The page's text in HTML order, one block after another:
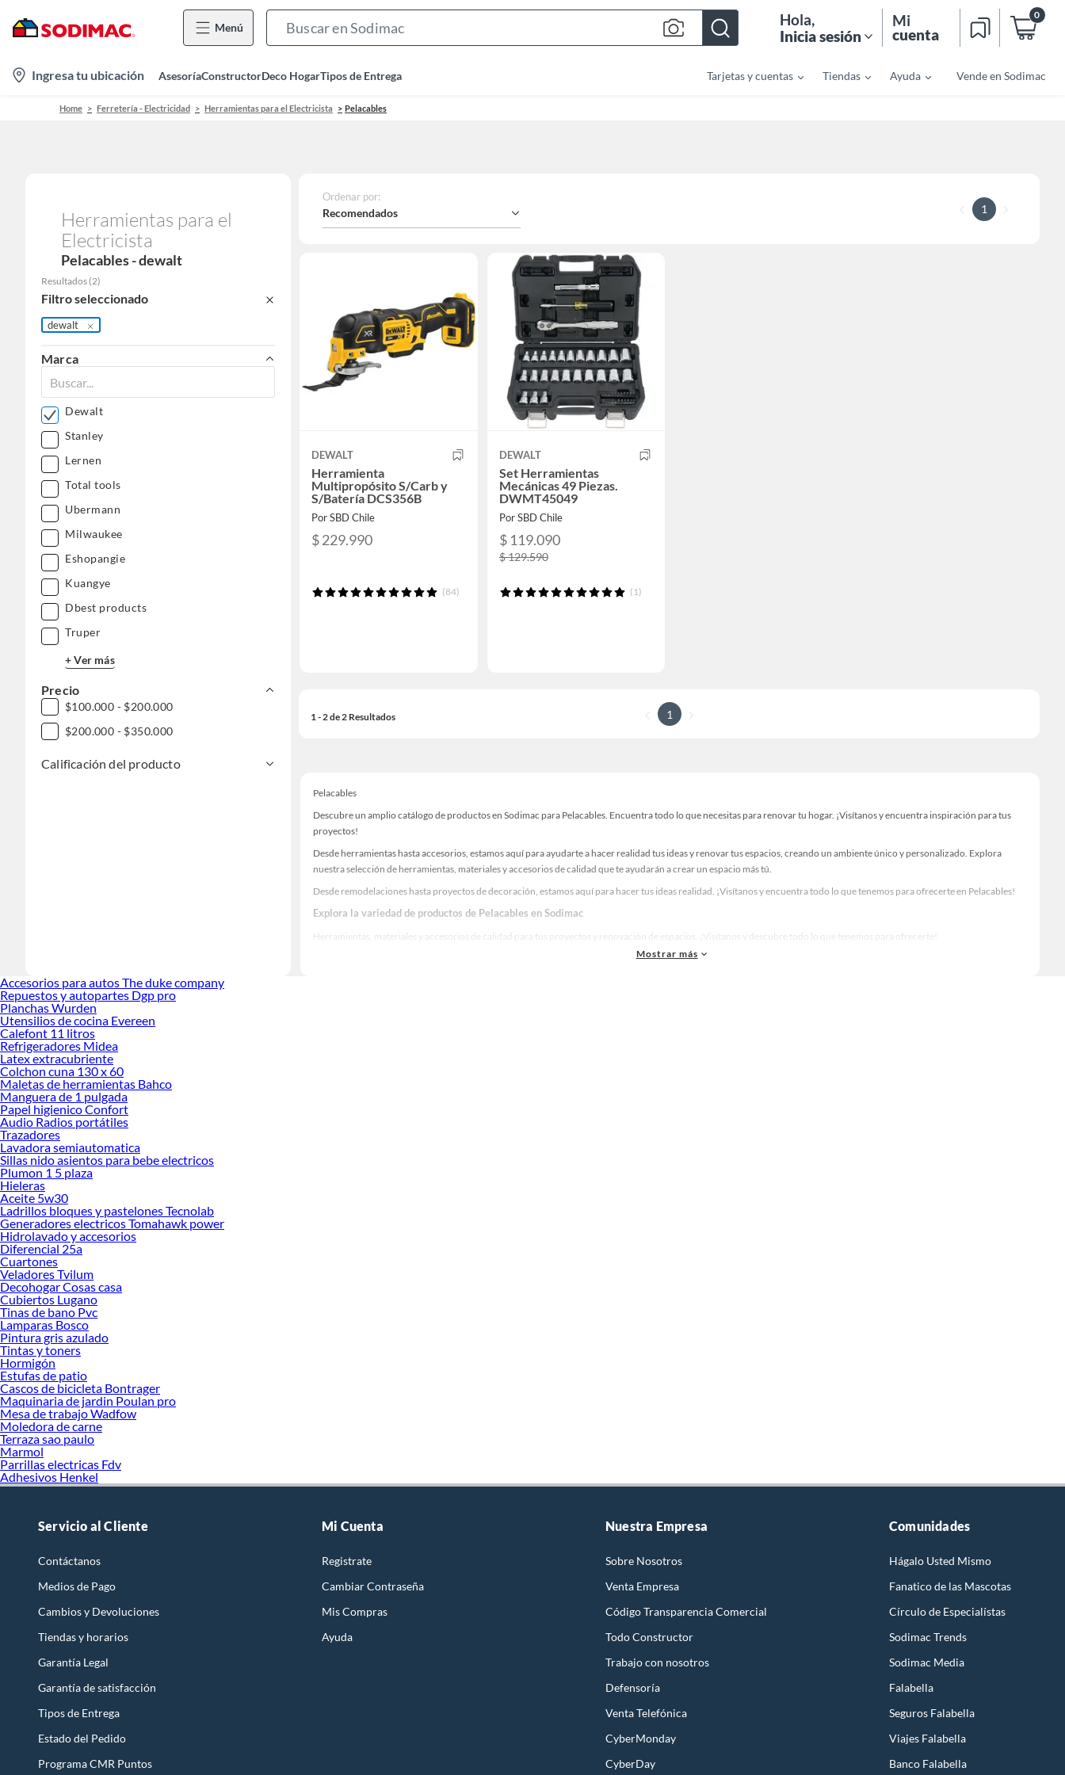
Menú
Bar
Hola,
Inicia sesión
Mi
cuenta
0
location-
icon
Ingresa tu ubicación AsesoríaConstructorDeco HogarTipos de Entrega Tarjetas y cuentas Tiendas Ayuda Vende en Sodimac
Home Ferretería - Electricidad Herramientas para el Electricista Pelacables
Herramientas para el
Electricista
Pelacables - dewalt
Resultados (2)
Filtro seleccionado
dewalt
Marca
Dewalt
Stanley
Lernen
Total tools
Ubermann
Milwaukee
Eshopangie
Kuangye
Dbest products
Truper
+ Ver más
Precio
$100.000 - $200.000
$200.000 - $350.000
Calificación del producto
Ordenar por:
Recomendados 1
DEWALT
Herramienta
Multipropósito S/Carb y
S/Batería DCS356B
Por SBD Chile
$ 229.990
(84)
DEWALT
Set Herramientas
Mecánicas 49 Piezas.
DWMT45049
Por SBD Chile
$ 119.090
$ 129.590
(1)
1 - 2 de 2 Resultados 1
Pelacables
Descubre un amplio catálogo de productos en Sodimac para Pelacables. Encuentra todo lo que necesitas para renovar tu hogar. ¡Visítanos y encuentra inspiración para tus
proyectos!
Desde herramientas hasta accesorios, estamos aquí para ayudarte a hacer realidad tus ideas y renovar tus espacios, creando un ambiente único y personalizado. Explora
nuestra selección de herramientas, materiales y accesorios de calidad que te ayudarán a crear un espacio más tú.
Desde remodelaciones hasta proyectos de decoración, estamos aquí para hacer tus ideas realidad. ¡Visítanos y encuentra todo lo que tenemos para ofrecerte en Pelacables!
Explora la variedad de productos de Pelacables en Sodimac
Herramientas, materiales y accesorios de calidad para tus proyectos y renovación de espacios. ¡Visítanos y descubre todo lo que tenemos para ofrecerte!
Encuentra una amplia variedad de productos de Pelacables en Sodimac. Encuentra todo lo necesario para tus proyectos de renovación y decoración. ¡Visítanos y haz tus ideas
Mostrar más
Accesorios para autos The duke company
Repuestos y autopartes Dgp pro
Planchas Wurden
Utensilios de cocina Evereen
Calefont 11 litros
Refrigeradores Midea
Latex extracubriente
Colchon cuna 130 x 60
Maletas de herramientas Bahco
Manguera de 1 pulgada
Papel higienico Confort
Audio Radios portátiles
Trazadores
Lavadora semiautomatica
Sillas nido asientos para bebe electricos
Plumon 1 5 plaza
Hieleras
Aceite 5w30
Ladrillos bloques y pastelones Tecnolab
Generadores electricos Tomahawk power
Hidrolavado y accesorios
Diferencial 25a
Cuartones
Veladores Tvilum
Decohogar Cosas casa
Cubiertos Lugano
Tinas de bano Pvc
Lamparas Bosco
Pintura gris azulado
Tintas y toners
Hormigón
Estufas de patio
Cascos de bicicleta Bontrager
Maquinaria de jardin Poulan pro
Mesa de trabajo Wadfow
Moledora de carne
Terraza sao paulo
Marmol
Parrillas electricas Fdv
Adhesivos Henkel
Servicio al Cliente
Contáctanos
Medios de Pago
Cambios y Devoluciones
Tiendas y horarios
Garantía Legal
Garantía de satisfacción
Tipos de Entrega
Estado del Pedido
Programa CMR Puntos
Mi Cuenta
Registrate
Cambiar Contraseña
Mis Compras
Ayuda
Nuestra Empresa
Sobre Nosotros
Venta Empresa
Código Transparencia Comercial
Todo Constructor
Trabajo con nosotros
Defensoría
Venta Telefónica
CyberMonday
CyberDay
Comunidades
Hágalo Usted Mismo
Fanatico de las Mascotas
Círculo de Especialístas
Sodimac Trends
Sodimac Media
Falabella
Seguros Falabella
Viajes Falabella
Banco Falabella